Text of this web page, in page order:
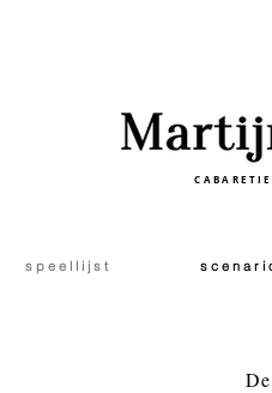
s p e e l l i j s t s c e n a r i